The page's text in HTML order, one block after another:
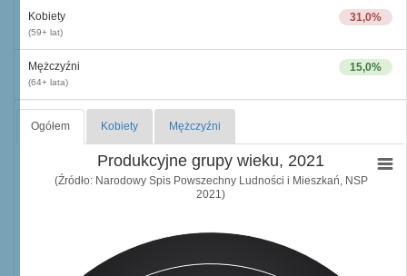
31,0%
Kobiety
(59+ lat)
15,0%
Mężczyźni
(64+ lata)
Ogółem Kobiety Mężczyźni
Produkcyjne grupy wieku, 2021
(Źródło: Narodowy Spis Powszechny Ludności i Mieszkań, NSP
2021)